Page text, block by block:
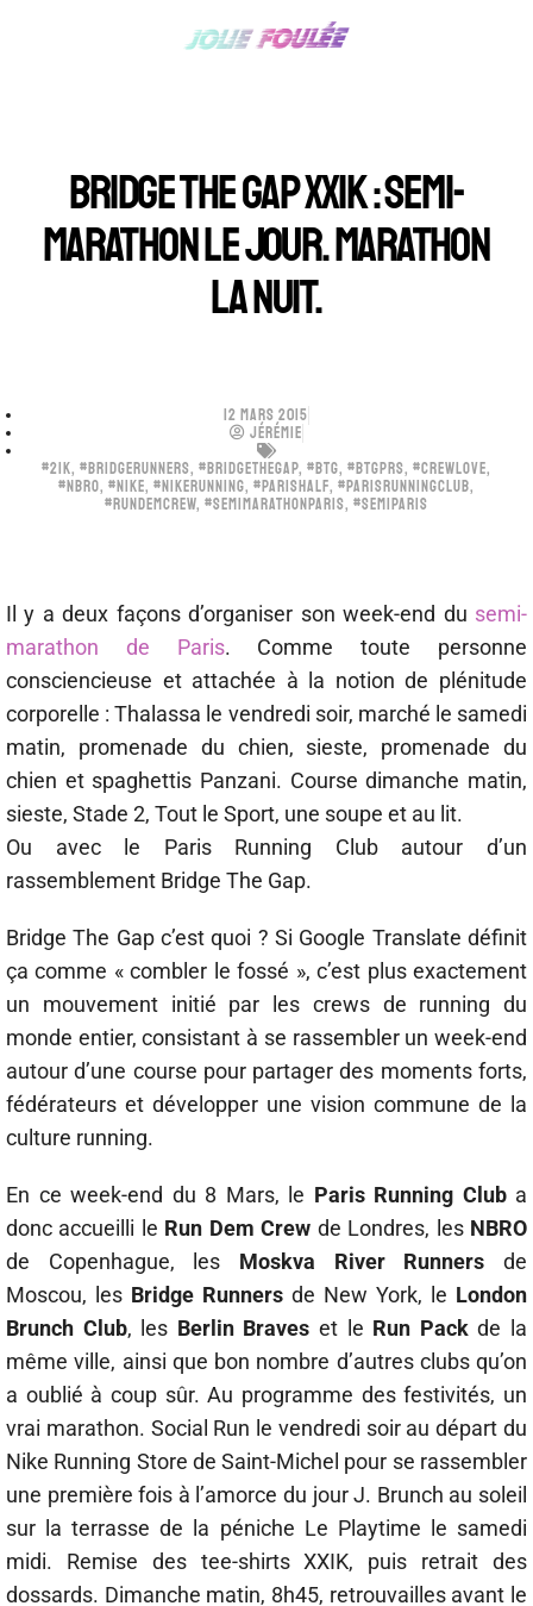
BRIDGE THE GAP XXIK : SEMI-
MARATHON LE JOUR. MARATHON
LA NUIT.
12 MARS 2015
JÉRÉMIE
#21K, #BRIDGERUNNERS, #BRIDGETHEGAP, #BTG, #BTGPRS, #CREWLOVE,
#NBRO, #NIKE, #NIKERUNNING, #PARISHALF, #PARISRUNNINGCLUB,
#RUNDEMCREW, #SEMIMARATHONPARIS, #SEMIPARIS
Il y a deux façons d’organiser son week-end du semi-
marathon de Paris. Comme toute personne
consciencieuse et attachée à la notion de plénitude
corporelle : Thalassa le vendredi soir, marché le samedi
matin, promenade du chien, sieste, promenade du
chien et spaghettis Panzani. Course dimanche matin,
sieste, Stade 2, Tout le Sport, une soupe et au lit.
Ou avec le Paris Running Club autour d’un
rassemblement Bridge The Gap.
Bridge The Gap c’est quoi ? Si Google Translate définit
ça comme « combler le fossé », c’est plus exactement
un mouvement initié par les crews de running du
monde entier, consistant à se rassembler un week-end
autour d’une course pour partager des moments forts,
fédérateurs et développer une vision commune de la
culture running.
En ce week-end du 8 Mars, le Paris Running Cluba
donc accueilli le Run Dem Crew de Londres, les NBRO
de Copenhague, les Moskva River Runners de
Moscou, les Bridge Runners de New York, le London
Brunch Club, les Berlin Braves et le Run Packde la
même ville, ainsi que bon nombre d’autres clubs qu’on
a oublié à coup sûr. Au programme des festivités, un
vrai marathon. Social Run le vendredi soir au départ du
Nike Running Store de Saint-Michel pour se rassembler
une première fois à l’amorce du jour J. Brunch au soleil
sur la terrasse de la péniche Le Playtime le samedi
midi. Remise des tee-shirts XXIK, puis retrait des
dossards. Dimanche matin, 8h45, retrouvailles avant le